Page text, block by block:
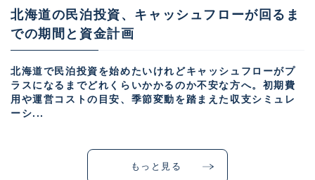
北海道の民泊投資、キャッシュフローが回るま
での期間と資金計画
北海道で民泊投資を始めたいけれどキャッシュフローがプ
ラスになるまでどれくらいかかるのか不安な方へ。初期費
用や運営コストの目安、季節変動を踏まえた収支シミュレ
ーシ...
もっと見る